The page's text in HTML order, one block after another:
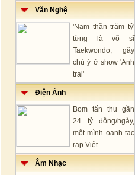
Văn Nghệ
'Nam thần trăm tỷ'
từng là võ sĩ
Taekwondo, gây
chú ý ở show 'Anh
trai'
Điện Ảnh
Bom tấn thu gần
24 tỷ đồng/ngày,
một mình oanh tạc
rạp Việt
Âm Nhạc